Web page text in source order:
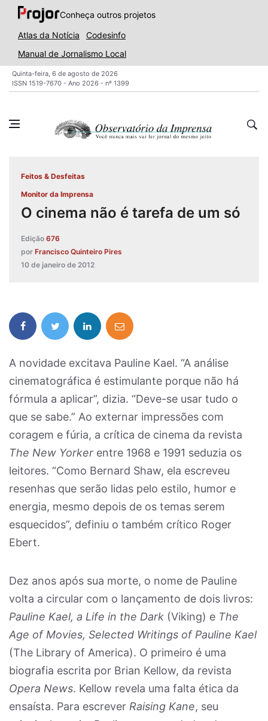
Conheça outros projetos
Atlas da Notícia
Codesinfo
Manual de Jornalismo Local
Quinta-feira, 6 de agosto de 2026
ISSN 1519-7670 - Ano 2026 - nº 1399
Feitos & Desfeitas
Monitor da Imprensa
O cinema não é tarefa de um só
Edição 676
por Francisco Quinteiro Pires
10 de janeiro de 2012
A novidade excitava Pauline Kael. “A análise
cinematográfica é estimulante porque não há
fórmula a aplicar”, dizia. “Deve-se usar tudo o
que se sabe.” Ao externar impressões com
coragem e fúria, a crítica de cinema da revista
The New Yorker entre 1968 e 1991 seduzia os
leitores. “Como Bernard Shaw, ela escreveu
resenhas que serão lidas pelo estilo, humor e
energia, mesmo depois de os temas serem
esquecidos”, definiu o também crítico Roger
Ebert.
Dez anos após sua morte, o nome de Pauline
volta a circular com o lançamento de dois livros:
Pauline Kael, a Life in the Dark (Viking) e The
Age of Movies, Selected Writings of Pauline Kael
(The Library of America). O primeiro é uma
biografia escrita por Brian Kellow, da revista
Opera News. Kellow revela uma falta ética da
ensaísta. Para escrever Raising Kane, seu